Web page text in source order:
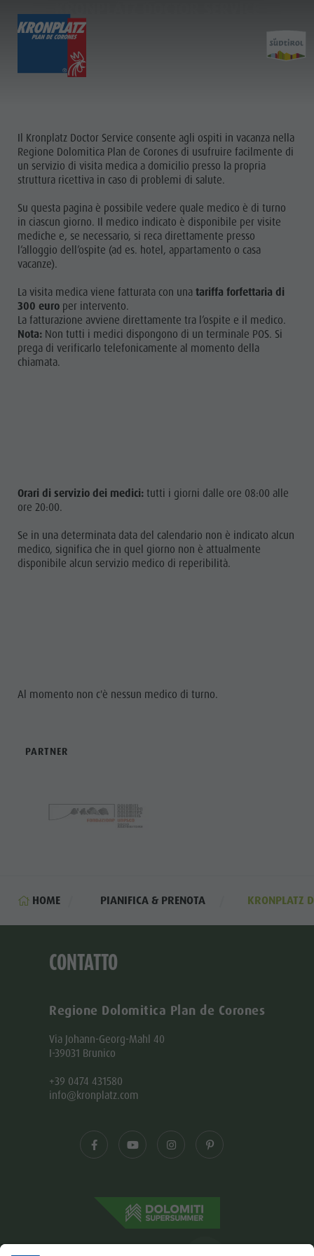
SCOPRI PIANIFICA &
PRENOTA
VACANZA
COME
ARRIVARE
GUEST PASS
&
Come
Mobilità
locale
Kronplatz
Service
Attrazioni
Famiglia & Bambini
Eventi
Cultura
Attrazioni
Bar & Ristoranti
Cook the Mountain
Shopping
Benessere
Parchi naturali
La Val Pusteria
Alto Adige
Bici
Arrampicare
Altre attività estive
Parapendio & Voli tandem
Programmi di vacanza
Mobilità locale
Richiesta cataloghi
Contatto
Webcam
Meteo
Kronplatz Doctor Service
KRONPLATZ DOCTOR SERVICE
Il Kronplatz Doctor Service consente agli ospiti in vacanza nella
Regione Dolomitica Plan de Corones di usufruire facilmente di
un servizio di visita medica a domicilio presso la propria
struttura ricettiva in caso di problemi di salute.
Su questa pagina è possibile vedere quale medico è di turno
in ciascun giorno. Il medico indicato è disponibile per visite
mediche e, se necessario, si reca direttamente presso
l’alloggio dell’ospite (ad es. hotel, appartamento o casa
vacanze).
La visita medica viene fatturata con una tariffa forfettaria di
300 europer intervento.
La fatturazione avviene direttamente tra l’ospite e il medico.
Nota:Non tutti i medici dispongono di un terminale POS. Si
prega di verificarlo telefonicamente al momento della
chiamata.
Orari di servizio dei medici:tutti i giorni dalle ore 08:00 alle
ore 20:00.
Se in una determinata data del calendario non è indicato alcun
medico, significa che in quel giorno non è attualmente
disponibile alcun servizio medico di reperibilità.
Al momento non c'è nessun medico di turno.
PARTNER
HOME PIANIFICA & PRENOTA KRONPLATZ
CONTATTO
Regione Dolomitica Plan de Corones
Via Johann-Georg-Mahl 40
I-39031 Brunico
+39 0474 431580
info@kronplatz.com